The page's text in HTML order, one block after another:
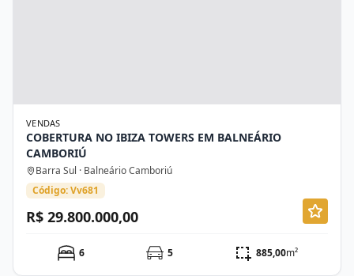
VENDAS
COBERTURA NO IBIZA TOWERS EM BALNEÁRIO
CAMBORIÚ
Barra Sul · Balneário Camboriú
Código: Vv681
R$ 29.800.000,00
6 5 885,00m²